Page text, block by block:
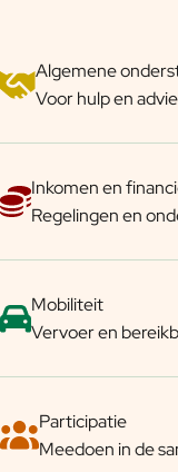
Algemene
Voor hulp en
Inkomen en
Regelingen en
Mobiliteit
Vervoer en
Participatie
Meedoen in de